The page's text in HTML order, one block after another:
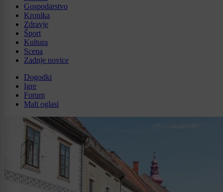
Gospodarstvo
Kronika
Zdravje
Šport
Kultura
Scena
Zadnje novice
Dogodki
Igre
Forum
Mali oglasi